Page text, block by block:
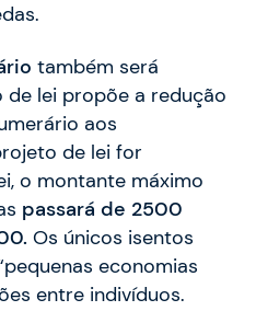
também será
lei propõe a redução
aos
de lei for
o montante máximo
passará de 2500
Os únicos isentos
economias
entre indivíduos.